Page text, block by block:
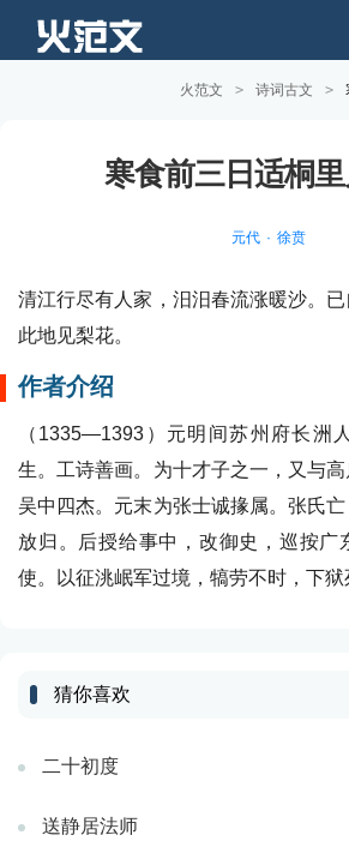
火范文 > 诗词古文 >
寒食前三日适桐
元代 徐贲
清江行尽有人家，汨汨春流涨暖沙。
此地见梨花。
作者介绍
（1335—1393）元明间苏州府长洲
生。工诗善画。为十才子之一，又与
吴中四杰。元末为张士诚掾属。张氏
放归。后授给事中，改御史，巡按广
使。以征洮岷军过境，犒劳不时，下狱
猜你喜欢
二十初度
送静居法师